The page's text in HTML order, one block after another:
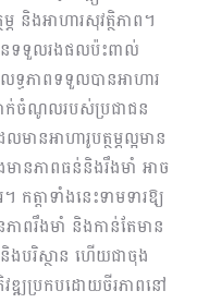
និងអាហារសុវត្ថិភាព។
នទទួលរងផលប៉ះពាល់
ទ្ធភាពទទួលបានអាហារ
ាក់ចំណូលរបស់ប្រជាជន
មានអាហារូបត្ថម្ភល្អមាន
ងមានភាពធន់និងរឹងមាំ អាច
តាទាំងនេះទាមទារឱ្យ
ាពរឹងមាំ និងកាន់តែមាន
ងបរិស្ថាន ហើយជាចុង
ឌ្ឍប្រកបដោយចីរភាពនៅ